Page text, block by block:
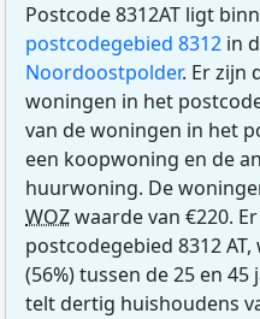
Postcode 8312AT ligt
postcodegebied 8312 in
Noordoostpolder. Er zijn
woningen in het
van de woningen in het
een koopwoning en de
huurwoning. De
WOZwaarde van €220.
postcodegebied 8312
(56%) tussen de 25 en
telt dertig huishoudens